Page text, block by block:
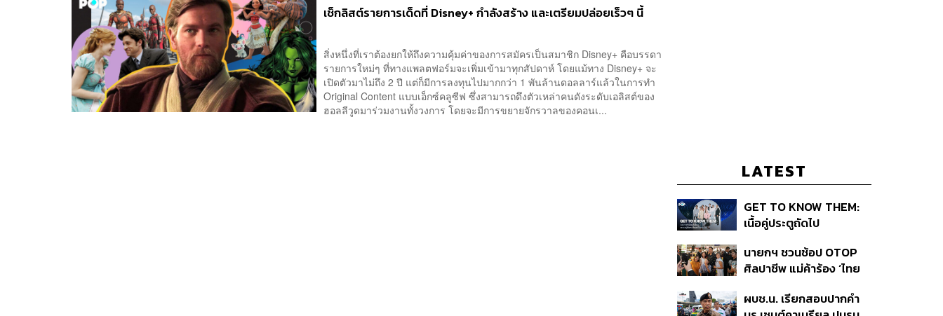
เช็กลิสต์รายการเด็ดที่ Disney+ กำลังสร้าง และเตรียมปล่อยเร็วๆ นี้
สิ่งหนึ่งที่เราต้องยกให้ถึงความคุ้มค่าของการสมัครเป็นสมาชิก Disney+ คือบรรดา
รายการใหม่ๆ ที่ทางแพลตฟอร์มจะเพิ่มเข้ามาทุกสัปดาห์ โดยแม้ทาง Disney+ จะ
เปิดตัวมาไม่ถึง 2 ปี แต่ก็มีการลงทุนไปมากกว่า 1 พันล้านดอลลาร์แล้วในการทำ
Original Content แบบเอ็กซ์คลูซีฟ ซึ่งสามารถดึงตัวเหล่าคนดังระดับเอลิสต์ของ
ฮอลลีวูดมาร่วมงานทั้งวงการ โดยจะมีการขยายจักรวาลของคอนเ...
LATEST
GET TO KNOW THEM:
เนื้อคู่ประตูถัดไป
นายกฯ ชวนช้อป OTOP
ศิลปาชีพ แม่ค้าร้อง ‘ไทย
ถามมีต่อไหม นายกฯ ตอบ
ผบช.น. เรียกสอบปากคำ